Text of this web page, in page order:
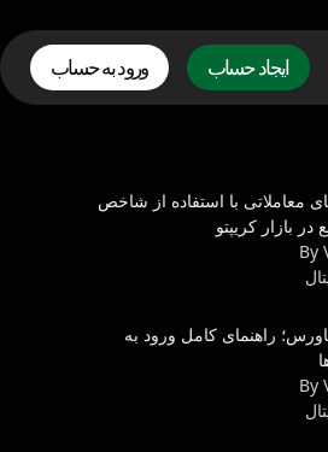
ایجاد حساب ورود به حساب
معاملاتی با استفاده از شاخص
بازار کریپتو
By
راهنمای کامل ورود به
By